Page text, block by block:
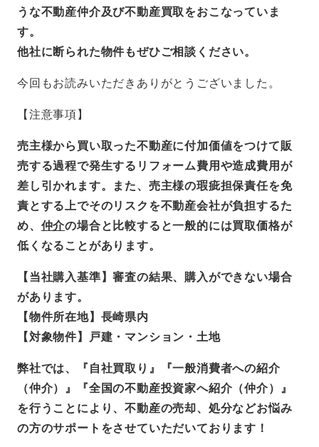
うな不動産仲介及び不動産買取をおこなっていま
す。
他社に断られた物件もぜひご相談ください。
今回もお読みいただきありがとうございました。
【注意事項】
売主様から買い取った不動産に付加価値をつけて販
売する過程で発生するリフォーム費用や造成費用が
差し引かれます。また、売主様の瑕疵担保責任を免
責とする上でそのリスクを不動産会社が負担するた
め、 仲介の場合と比較すると一般的には買取価格が
低くなることがあります。
【当社購入基準】審査の結果、購入ができない場合
があります。
【物件所在地】長崎県内
【対象物件】戸建・マンション・土地
弊社では、『自社買取り』『一般消費者への紹介
（仲介）』『全国の不動産投資家へ紹介（仲介）』
を行うことにより、不動産の売却、処分などお悩み
の方のサポートをさせていただいております！